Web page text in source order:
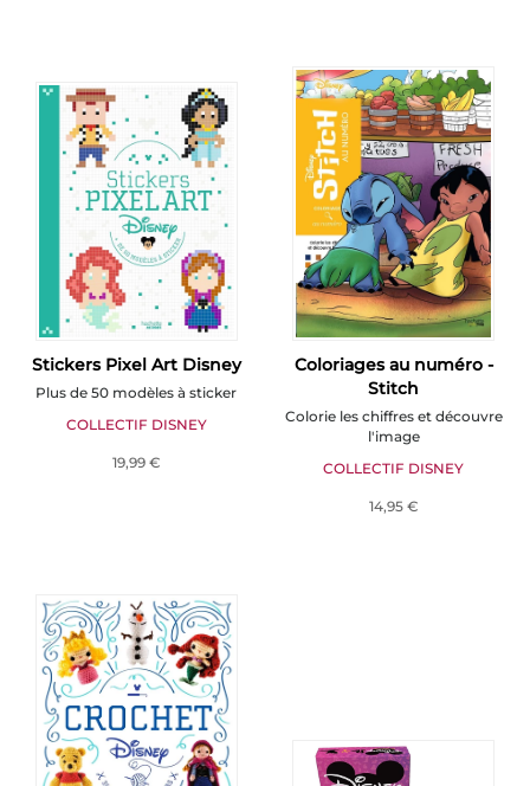
Stickers Pixel Art Disney
Plus de 50 modèles à sticker
COLLECTIF DISNEY
19,99 €
Coloriages au numéro -
Stitch
Colorie les chiffres et découvre
l'image
COLLECTIF DISNEY
14,95 €